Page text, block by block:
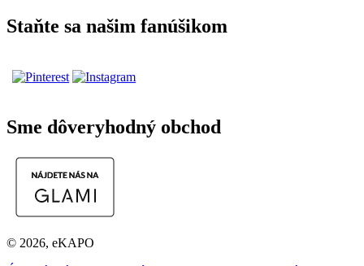
Staňte sa našim fanúšikom
Sme dôveryhodný obchod
© 2026, eKAPO